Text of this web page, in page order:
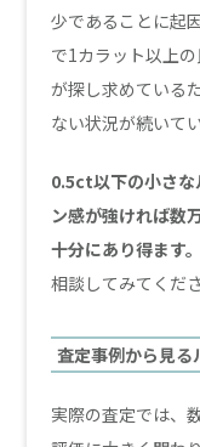
少であることに起
で1カラット以上
が探し求めている
ない状況が続いてい
0.5ct以下の小さな
ン感が強ければ数
十分にあり得ます。
相談してみてくださ
査定事例から見る
実際の査定では、